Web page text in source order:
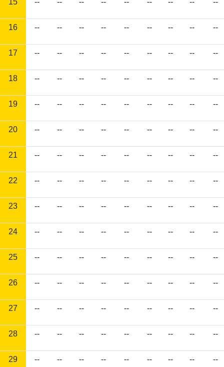
15 -- -- -- -- -- -- -- -- --
16 -- -- -- -- -- -- -- -- --
17 -- -- -- -- -- -- -- -- --
18 -- -- -- -- -- -- -- -- --
19 -- -- -- -- -- -- -- -- --
20 -- -- -- -- -- -- -- -- --
21 -- -- -- -- -- -- -- -- --
22 -- -- -- -- -- -- -- -- --
23 -- -- -- -- -- -- -- -- --
24 -- -- -- -- -- -- -- -- --
25 -- -- -- -- -- -- -- -- --
26 -- -- -- -- -- -- -- -- --
27 -- -- -- -- -- -- -- -- --
28 -- -- -- -- -- -- -- -- --
29 -- -- -- -- -- -- -- -- --